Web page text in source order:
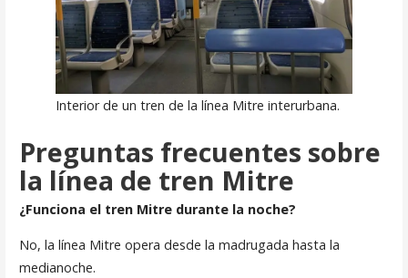
Interior de un tren de la línea Mitre interurbana.
Preguntas frecuentes sobre
la línea de tren Mitre
¿Funciona el tren Mitre durante la noche?
No, la línea Mitre opera desde la madrugada hasta la
medianoche.